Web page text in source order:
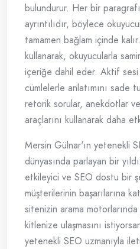
bulundurur. Her bir
ayrıntılıdır, böylece
tamamen bağlam içinde
kullanarak, okuyucularla
içeriğe dahil eder. Aktif sesi
cümlelerle anlatımını sade
retorik sorular, anekdotlar
araçlarını kullanarak daha
Mersin Gülnar'ın yetenekli
dünyasında parlayan bir
etkileyici ve SEO dostu bir
müşterilerinin başarılarına
sitenizin arama
kitlenize ulaşmasını
yetenekli SEO uzmanıyla